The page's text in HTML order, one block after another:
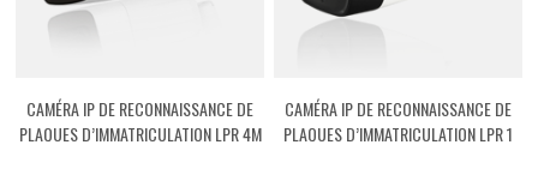
CAMÉRA IP DE RECONNAISSANCE DE
PLAQUES D’IMMATRICULATION LPR 4M
CAMÉRA IP DE RECONNAISSANCE DE
PLAQUES D’IMMATRICULATION LPR 1